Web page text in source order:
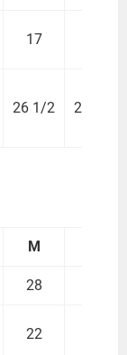
17
26 1/2 27 3/4
M
28
22